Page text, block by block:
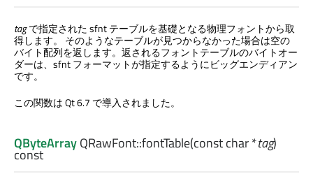
tagで指定された sfnt テーブルを基礎となる物理フォントから取
得します。 そのようなテーブルが見つからなかった場合は空の
バイト配列を返します。返されるフォントテーブルのバイトオー
ダーは、sfnt フォーマットが指定するようにビッグエンディアン
です。
この関数は Qt 6.7 で導入されました。
QByteArrayQRawFont::fontTable(constchar*tag)
const